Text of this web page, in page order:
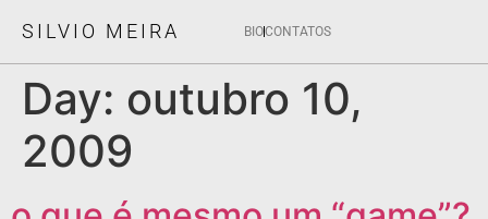
SILVIO MEIRA BIOCONTATOS
Day: outubro 10,
2009